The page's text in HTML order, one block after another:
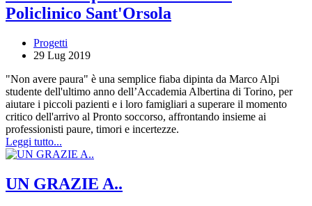
Policlinico Sant'Orsola
Progetti
29 Lug 2019
"Non avere paura" è una semplice fiaba dipinta da Marco Alpi
studente dell'ultimo anno dell’Accademia Albertina di Torino, per
aiutare i piccoli pazienti e i loro famigliari a superare il momento
critico dell'arrivo al Pronto soccorso, affrontando insieme ai
professionisti paure, timori e incertezze.
Leggi tutto...
UN GRAZIE A..